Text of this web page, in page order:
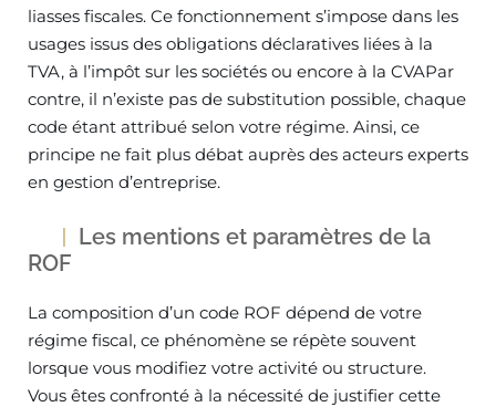
liasses fiscales. Ce fonctionnement s’impose dans les
usages issus des obligations déclaratives liées à la
TVA, à l’impôt sur les sociétés ou encore à la CVAPar
contre, il n’existe pas de substitution possible, chaque
code étant attribué selon votre régime. Ainsi, ce
principe ne fait plus débat auprès des acteurs experts
en gestion d’entreprise.
Les mentions et paramètres de la
ROF
La composition d’un code ROF dépend de votre
régime fiscal, ce phénomène se répète souvent
lorsque vous modifiez votre activité ou structure.
Vous êtes confronté à la nécessité de justifier cette